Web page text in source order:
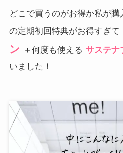
どこで買うのがお得か私が
の定期初回特典がお得すぎて
ン
＋何度も使える サステナ
いました！